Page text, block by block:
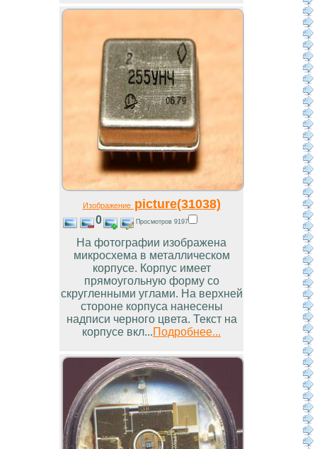
Изображениеpicture(31038)
0 Просмотров 9197
На фотографии изображена
микросхема в металлическом
корпусе. Корпус имеет
прямоугольную форму со
скругленными углами. На верхней
стороне корпуса нанесены
надписи черного цвета. Текст на
корпусе вкл...Подробнее...